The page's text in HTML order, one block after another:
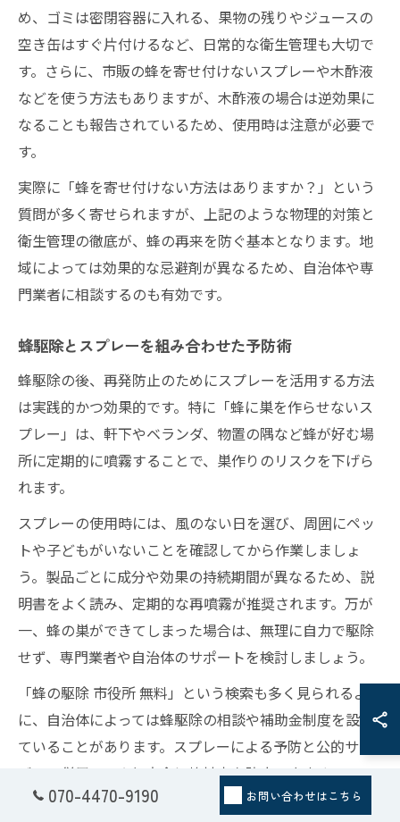
め、ゴミは密閉容器に入れる、果物の残りやジュースの
空き缶はすぐ片付けるなど、日常的な衛生管理も大切で
す。さらに、市販の蜂を寄せ付けないスプレーや木酢液
などを使う方法もありますが、木酢液の場合は逆効果に
なることも報告されているため、使用時は注意が必要で
す。
実際に「蜂を寄せ付けない方法はありますか？」という
質問が多く寄せられますが、上記のような物理的対策と
衛生管理の徹底が、蜂の再来を防ぐ基本となります。地
域によっては効果的な忌避剤が異なるため、自治体や専
門業者に相談するのも有効です。
蜂駆除とスプレーを組み合わせた予防術
蜂駆除の後、再発防止のためにスプレーを活用する方法
は実践的かつ効果的です。特に「蜂に巣を作らせないス
プレー」は、軒下やベランダ、物置の隅など蜂が好む場
所に定期的に噴霧することで、巣作りのリスクを下げら
れます。
スプレーの使用時には、風のない日を選び、周囲にペッ
トや子どもがいないことを確認してから作業しましょ
う。製品ごとに成分や効果の持続期間が異なるため、説
明書をよく読み、定期的な再噴霧が推奨されます。万が
一、蜂の巣ができてしまった場合は、無理に自力で駆除
せず、専門業者や自治体のサポートを検討しましょう。
「蜂の駆除 市役所 無料」という検索も多く見られるよう
に、自治体によっては蜂駆除の相談や補助金制度を設け
ていることがあります。スプレーによる予防と公的サー
ビスの併用で、より安全に蜂被害を防止できます。
070-4470-9190 お問い合わせはこちら